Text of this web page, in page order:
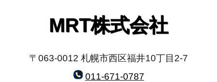
MRT株式会社
〒063-0012 札幌市西区福井10丁目2-7
011-671-0787